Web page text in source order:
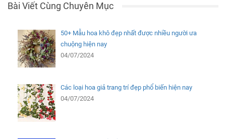
Bài Viết Cùng Chuyên Mục
50+ Mẫu hoa khô đẹp nhất được nhiều người ưa
chuộng hiện nay
04/07/2024
Các loại hoa giả trang trí đẹp phổ biến hiện nay
04/07/2024